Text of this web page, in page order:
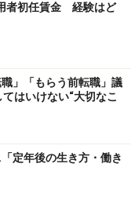
者初任賃金 経験はど
」「もらう前転職」議
はいけない“大切なこ
定年後の生き方・働き